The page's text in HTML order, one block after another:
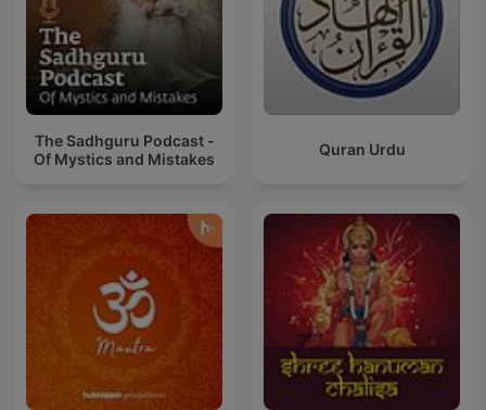
The Sadhguru Podcast -
Of Mystics and Mistakes
Quran Urdu